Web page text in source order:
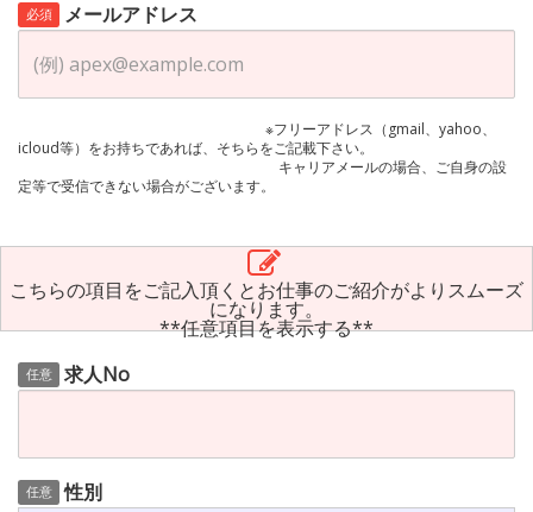
必須 メールアドレス
※フリーアドレス（gmail、yahoo、
icloud等）をお持ちであれば、そちらをご記載下さい。
キャリアメールの場合、ご自身の設
定等で受信できない場合がございます。
こちらの項目をご記入頂くとお仕事のご紹介がよりスムーズ
になります。
**任意項目を表示する**
任意 求人No
任意 性別